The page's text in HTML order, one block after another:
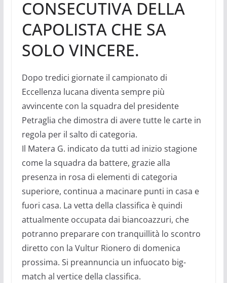
CONSECUTIVA DELLA
CAPOLISTA CHE SA
SOLO VINCERE.
Dopo tredici giornate il campionato di
Eccellenza lucana diventa sempre più
avvincente con la squadra del presidente
Petraglia che dimostra di avere tutte le carte in
regola per il salto di categoria.
Il Matera G. indicato da tutti ad inizio stagione
come la squadra da battere, grazie alla
presenza in rosa di elementi di categoria
superiore, continua a macinare punti in casa e
fuori casa. La vetta della classifica è quindi
attualmente occupata dai biancoazzuri, che
potranno preparare con tranquillità lo scontro
diretto con la Vultur Rionero di domenica
prossima. Si preannuncia un infuocato big-
match al vertice della classifica.